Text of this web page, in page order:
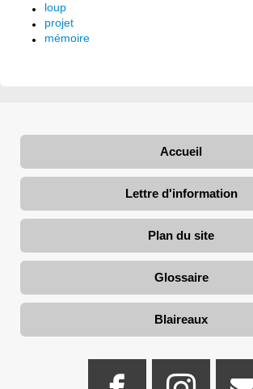
loup
projet
mémoire
Accueil
Lettre d'information
Plan du site
Glossaire
Blaireaux